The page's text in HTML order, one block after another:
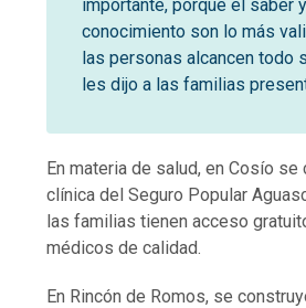
importante, porque el saber
conocimiento son lo más
las personas alcancen todo
les dijo a las familias
En materia de salud, en Cosío se
clínica del Seguro Popular
las familias tienen acceso
médicos de calidad.
En Rincón de Romos, se